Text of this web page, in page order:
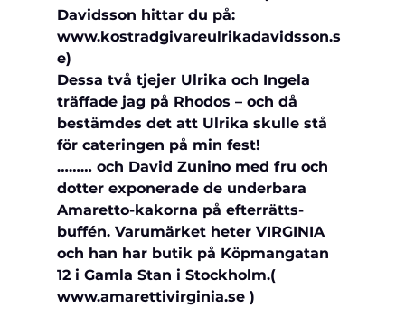
Davidsson hittar du på:
www.kostradgivareulrikadavidsson.s
e)
Dessa två tjejer Ulrika och Ingela
träffade jag på Rhodos – och då
bestämdes det att Ulrika skulle stå
för cateringen på min fest!
……… och David Zunino med fru och
dotter exponerade de underbara
Amaretto-kakorna på efterrätts-
buffén. Varumärket heter VIRGINIA
och han har butik på Köpmangatan
12 i Gamla Stan i Stockholm.(
www.amarettivirginia.se )